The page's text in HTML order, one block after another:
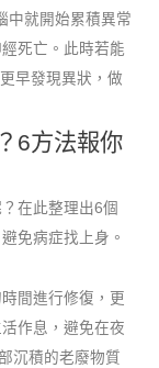
中就開始累積異常
死亡。此時若能
早發現異狀，做
6方法報你
在此整理出6個
免病症找上身。
間進行修復，更
作息，避免在夜
沉積的老廢物質